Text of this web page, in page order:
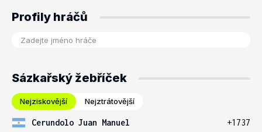
Profily hráčů
Sázkařský žebříček
Nejziskovější Nejztrátovější
Cerundolo Juan Manuel
+1737